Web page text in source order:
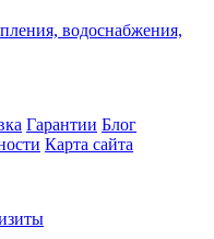
водоснабжения,
Гарантии Блог
Карта сайта